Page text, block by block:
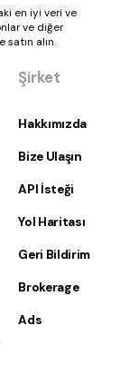
en iyi veri ve
ve diğer
alın.
Şirket
Hakkımızda
Bize Ulaşın
API İsteği
Yol Haritası
Geri Bildirim
Brokerage
Ads